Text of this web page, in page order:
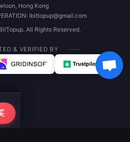
Hong Kong
ibittopup@gmail.com
All Rights Reserved.
& VERIFIED BY